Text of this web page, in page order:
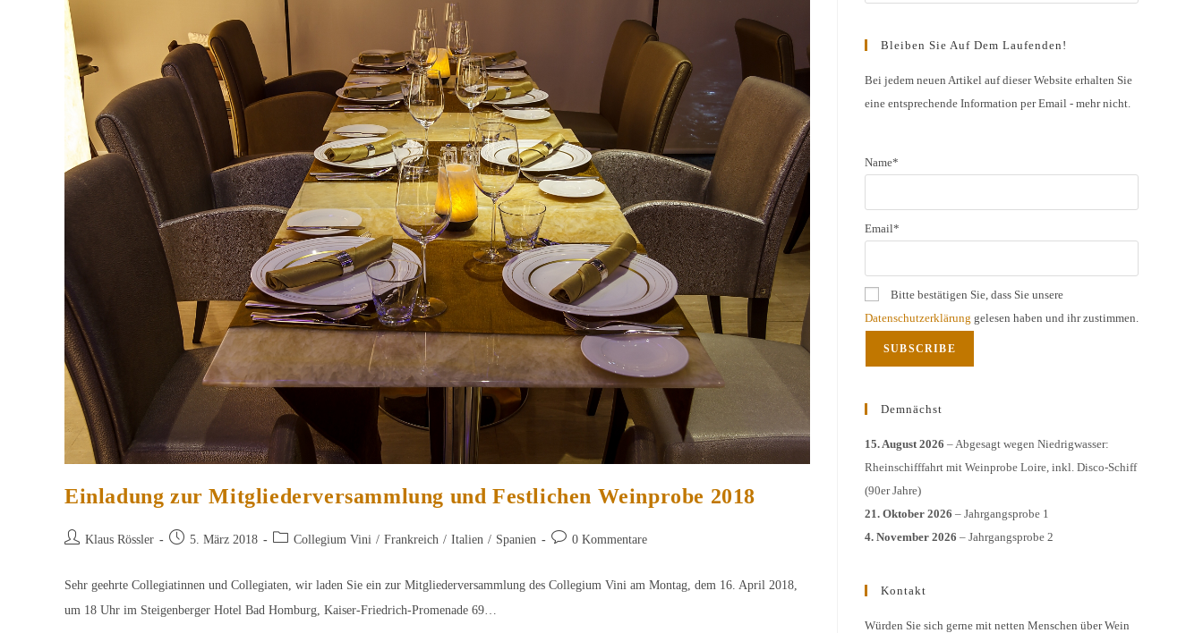
Einladung zur Mitgliederversammlung und Festlichen Weinprobe 2018
Beitrags-Klaus Rössler
Beitrag5. März 2018
Beitrags-
Collegium Vini / Frankreich / Italien / Spanien
Beitrags-0 Kommentare
Sehr geehrte Collegiatinnen und Collegiaten, wir laden Sie ein zur Mitgliederversammlung des Collegium Vini am Montag, dem 16. April 2018,
um 18 Uhr im Steigenberger Hotel Bad Homburg, Kaiser-Friedrich-Promenade 69…
Escape
Bleiben Sie Auf Dem Laufenden!
Bei jedem neuen Artikel auf dieser Website erhalten Sie
eine entsprechende Information per Email - mehr nicht.
Name*
Email*
Bitte bestätigen Sie, dass Sie unsere
Datenschutzerklärung gelesen haben und ihr zustimmen.
Demnächst
15. August 2026 – Abgesagt wegen Niedrigwasser:
Rheinschifffahrt mit Weinprobe Loire, inkl. Disco-Schiff
(90er Jahre)
21. Oktober 2026 – Jahrgangsprobe 1
4. November 2026 – Jahrgangsprobe 2
Kontakt
Würden Sie sich gerne mit netten Menschen über Wein